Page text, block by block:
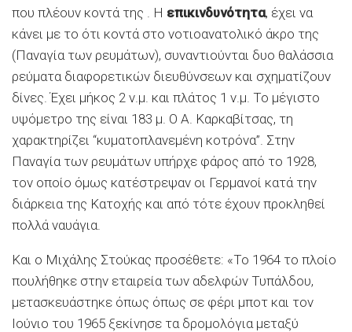
που πλέουν κοντά της . Η επικινδυνότητα, έχει να
κάνει με το ότι κοντά στο νοτιοανατολικό άκρο της
(Παναγία των ρευμάτων), συναντιούνται δυο θαλάσσια
ρεύματα διαφορετικών διευθύνσεων και σχηματίζουν
δίνες. Έχει μήκος 2 ν.μ. και πλάτος 1 ν.μ. Το μέγιστο
υψόμετρο της είναι 183 μ. Ο Α. Καρκαβίτσας, τη
χαρακτηρίζει “κυματοπλανεμένη κοτρόνα”. Στην
Παναγία των ρευμάτων υπήρχε φάρος από το 1928,
τον οποίο όμως κατέστρεψαν οι Γερμανοί κατά την
διάρκεια της Κατοχής και από τότε έχουν προκληθεί
πολλά ναυάγια.
Και ο Μιχάλης Στούκας προσέθετε: «Το 1964 το πλοίο
πουλήθηκε στην εταιρεία των αδελφών Τυπάλδου,
μετασκευάστηκε όπως όπως σε φέρι μποτ και τον
Ιούνιο του 1965 ξεκίνησε τα δρομολόγια μεταξύ